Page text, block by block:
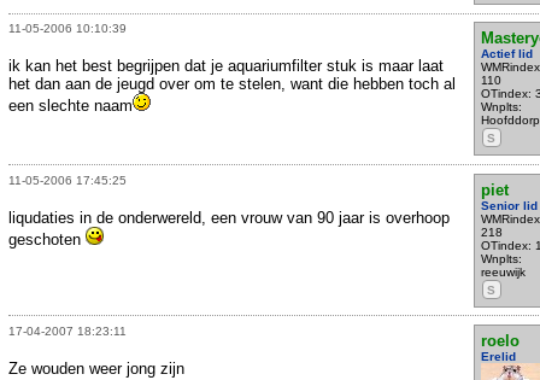
11-05-2006 10:10:39
Actief lid
110
OTindex:
Wnplts:
Hoofddorp
S
ik kan het best begrijpen dat je aquariumfilter stuk is maar laat
het dan aan de jeugd over om te stelen, want die hebben toch al
een slechte naam
11-05-2006 17:45:25
piet
Senior lid
218
OTindex:
Wnplts:
reeuwijk
S
liqudaties in de onderwereld, een vrouw van 90 jaar is overhoop
geschoten
17-04-2007 18:23:11
roelo
Erelid
Ze wouden weer jong zijn